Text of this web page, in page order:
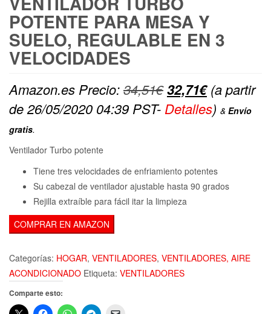
POTENTE PARA MESA Y
SUELO, REGULABLE EN 3
VELOCIDADES
Amazon.es Precio:34,51€El
precio
32,71€El
precio
(a partir
de 26/05/2020 04:39 PST- Detalles) & Envío
gratis.
Ventilador Turbo potente
Tiene tres velocidades de enfriamiento potentes
Su cabezal de ventilador ajustable hasta 90 grados
Rejilla extraíble para fácil itar la limpieza
COMPRAR EN AMAZON
Categorías: HOGAR, VENTILADORES, VENTILADORES, AIRE
ACONDICIONADO Etiqueta: VENTILADORES
Comparte esto: